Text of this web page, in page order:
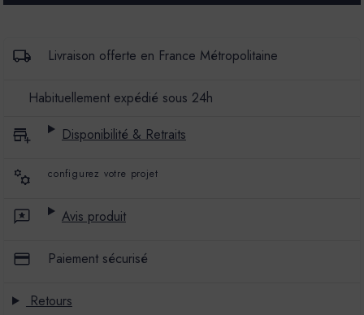
LA
MAT
VELOURS
JOKER
LA
MAT
VELOURS
JOKER
Livraison offerte en France Métropolitaine
Habituellement expédié sous 24h
Disponibilité & Retraits
configurez votre projet
Avis produit
Paiement sécurisé
Retours